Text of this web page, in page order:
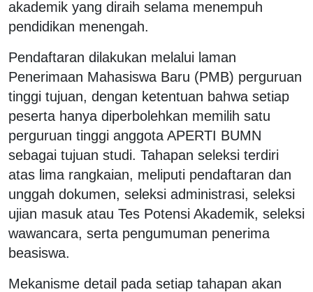
akademik yang diraih selama menempuh
pendidikan menengah.
Pendaftaran dilakukan melalui laman
Penerimaan Mahasiswa Baru (PMB) perguruan
tinggi tujuan, dengan ketentuan bahwa setiap
peserta hanya diperbolehkan memilih satu
perguruan tinggi anggota APERTI BUMN
sebagai tujuan studi. Tahapan seleksi terdiri
atas lima rangkaian, meliputi pendaftaran dan
unggah dokumen, seleksi administrasi, seleksi
ujian masuk atau Tes Potensi Akademik, seleksi
wawancara, serta pengumuman penerima
beasiswa.
Mekanisme detail pada setiap tahapan akan